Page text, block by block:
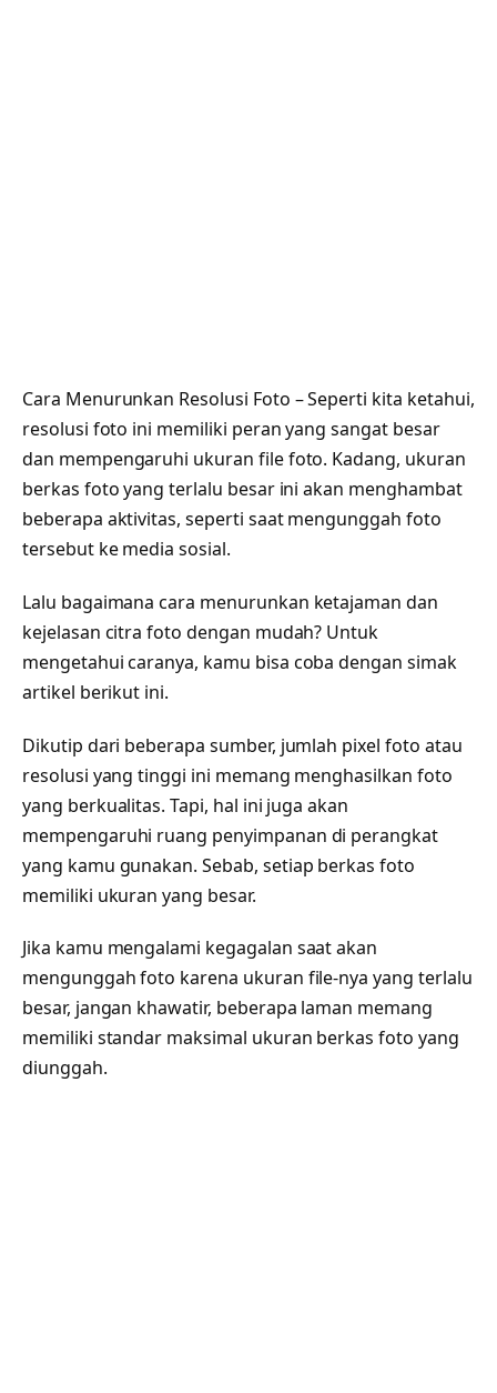
Cara Menurunkan Resolusi Foto – Seperti kita ketahui,
resolusi foto ini memiliki peran yang sangat besar
dan mempengaruhi ukuran file foto. Kadang, ukuran
berkas foto yang terlalu besar ini akan menghambat
beberapa aktivitas, seperti saat mengunggah foto
tersebut ke media sosial.
Lalu bagaimana cara menurunkan ketajaman dan
kejelasan citra foto dengan mudah? Untuk
mengetahui caranya, kamu bisa coba dengan simak
artikel berikut ini.
Dikutip dari beberapa sumber, jumlah pixel foto atau
resolusi yang tinggi ini memang menghasilkan foto
yang berkualitas. Tapi, hal ini juga akan
mempengaruhi ruang penyimpanan di perangkat
yang kamu gunakan. Sebab, setiap berkas foto
memiliki ukuran yang besar.
Jika kamu mengalami kegagalan saat akan
mengunggah foto karena ukuran file-nya yang terlalu
besar, jangan khawatir, beberapa laman memang
memiliki standar maksimal ukuran berkas foto yang
diunggah.